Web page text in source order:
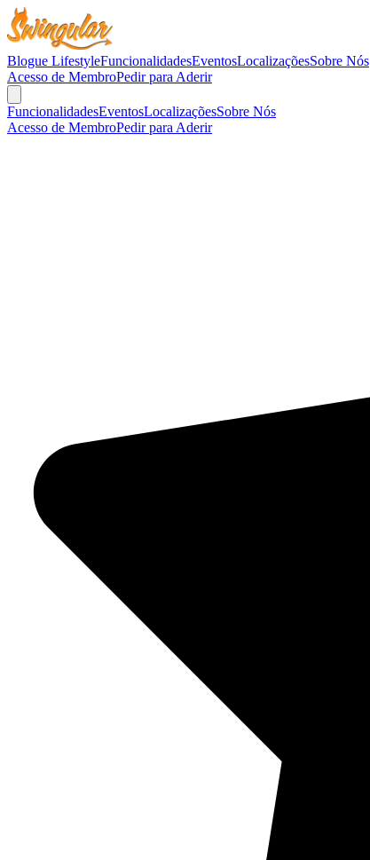
Blogue LifestyleFuncionalidadesEventosLocalizaçõesSobre Nós
Acesso de MembroPedir para Aderir
FuncionalidadesEventosLocalizaçõesSobre Nós
Acesso de MembroPedir para Aderir